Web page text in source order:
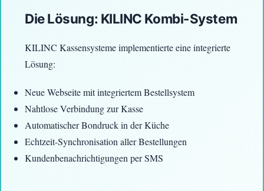
Die Lösung: KILINC Kombi-System
KILINC Kassensysteme implementierte eine integrierte
Lösung:
Neue Webseite mit integriertem Bestellsystem
Nahtlose Verbindung zur Kasse
Automatischer Bondruck in der Küche
Echtzeit-Synchronisation aller Bestellungen
Kundenbenachrichtigungen per SMS